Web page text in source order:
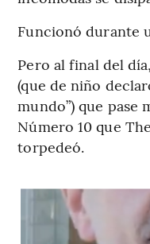
Funcionó durante
Pero al final del
(que de niño
mundo”) que pase
Número 10 que
torpedeó.